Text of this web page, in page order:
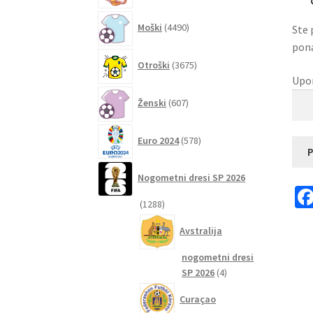
Ste
Moški 4490izdelkov
Otroški 3675izdelkov
Ženski 607izdelkov
Euro 2024 578izdelkov
Nogometni dresi SP 2026
12881288
izdelkov
Avstralija
nogometni dresi
SP 2026 44
Curaçao